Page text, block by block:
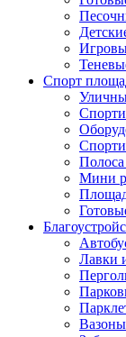
Спорт
Полоса
Мини
Лавки